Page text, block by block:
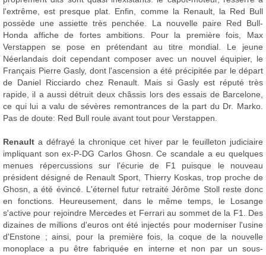
l'extrême, est presque plat. Enfin, comme la Renault, la Red Bull
possède une assiette très penchée. La nouvelle paire Red Bull-
Honda affiche de fortes ambitions. Pour la première fois, Max
Verstappen se pose en prétendant au titre mondial. Le jeune
Néerlandais doit cependant composer avec un nouvel équipier, le
Français Pierre Gasly, dont l'ascension a été précipitée par le départ
de Daniel Ricciardo chez Renault. Mais si Gasly est réputé très
rapide, il a aussi détruit deux châssis lors des essais de Barcelone,
ce qui lui a valu de sévères remontrances de la part du Dr. Marko.
Pas de doute: Red Bull roule avant tout pour Verstappen.
Renault a défrayé la chronique cet hiver par le feuilleton judiciaire
impliquant son ex-P-DG Carlos Ghosn. Ce scandale a eu quelques
menues répercussions sur l'écurie de F1 puisque le nouveau
président désigné de Renault Sport, Thierry Koskas, trop proche de
Ghosn, a été évincé. L'éternel futur retraité Jérôme Stoll reste donc
en fonctions. Heureusement, dans le même temps, le Losange
s'active pour rejoindre Mercedes et Ferrari au sommet de la F1. Des
dizaines de millions d'euros ont été injectés pour moderniser l'usine
d'Enstone ; ainsi, pour la première fois, la coque de la nouvelle
monoplace a pu être fabriquée en interne et non par un sous-